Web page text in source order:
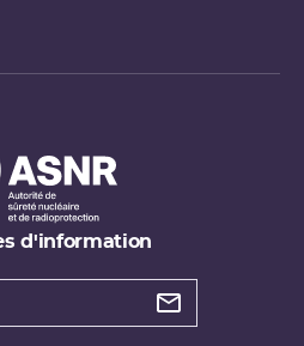
d'information